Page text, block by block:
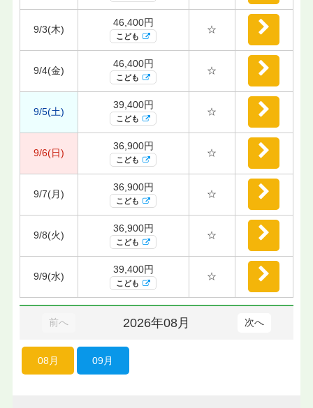
9/3(木)
46,400円
こども
☆
9/4(金)
46,400円
こども
☆
9/5(土)
39,400円
こども
☆
9/6(日)
36,900円
こども
☆
9/7(月)
36,900円
こども
☆
9/8(火)
36,900円
こども
☆
9/9(水)
39,400円
こども
☆
前へ 2026年08月 次へ
08月 09月